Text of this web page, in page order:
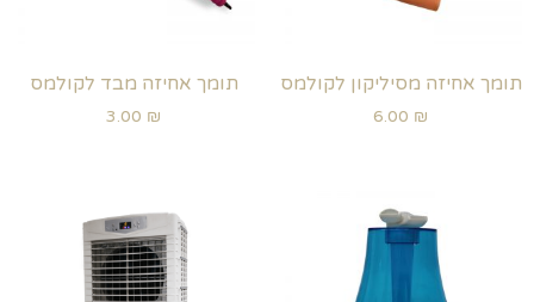
תומך אחיזה מסיליקון לקולמס
6.00 ₪
תומך אחיזה מבד לקולמס
3.00 ₪